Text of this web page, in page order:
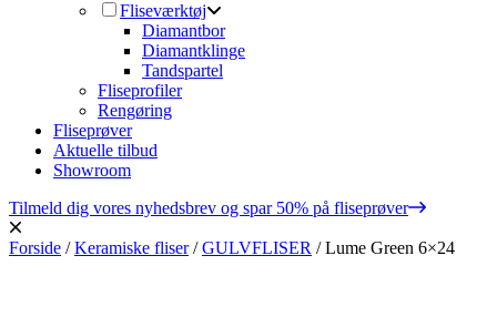
Fliseværktøj
Diamantbor
Diamantklinge
Tandspartel
Fliseprofiler
Rengøring
Fliseprøver
Aktuelle tilbud
Showroom
Tilmeld dig vores nyhedsbrev og spar 50% på fliseprøver
Forside /Keramiske fliser/GULVFLISER /Lume Green 6×24